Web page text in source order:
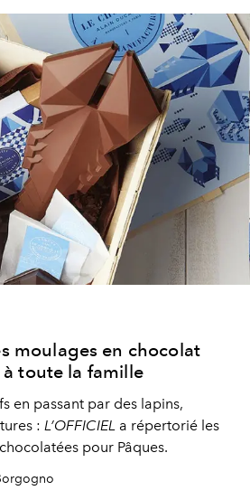
moulages en chocolat
toute la famille
en passant par des lapins,
: L’OFFICIEL a répertorié les
pour Pâques.